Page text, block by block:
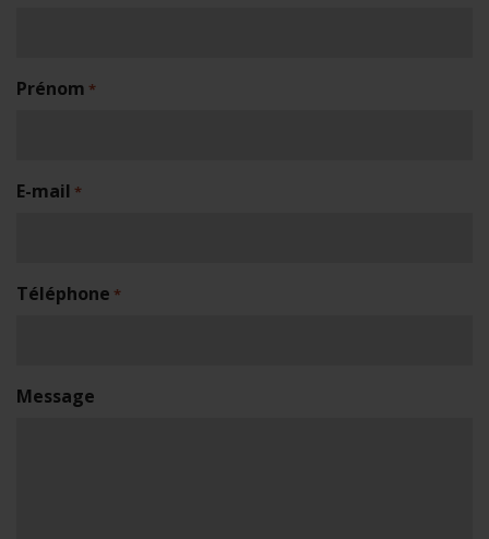
Prénom *
E-mail *
Téléphone *
Message